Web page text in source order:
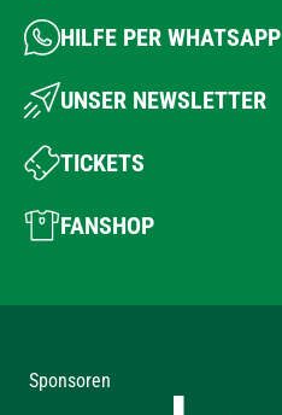
HILFE PER WHATSAPP
UNSER NEWSLETTER
TICKETS
FANSHOP
Sponsoren